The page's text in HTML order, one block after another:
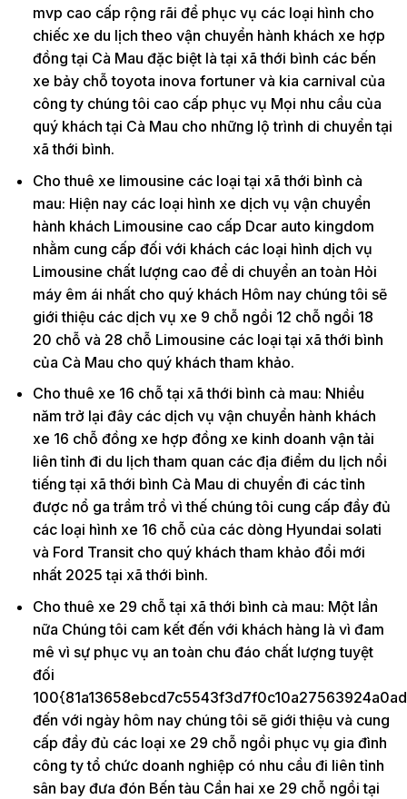
mvp cao cấp rộng rãi để phục vụ các loại hình cho
chiếc xe du lịch theo vận chuyển hành khách xe hợp
đồng tại Cà Mau đặc biệt là tại xã thới bình các bến
xe bảy chỗ toyota inova fortuner và kia carnival của
công ty chúng tôi cao cấp phục vụ Mọi nhu cầu của
quý khách tại Cà Mau cho những lộ trình di chuyển tại
xã thới bình.
Cho thuê xe limousine các loại tại xã thới bình cà
mau: Hiện nay các loại hình xe dịch vụ vận chuyển
hành khách Limousine cao cấp Dcar auto kingdom
nhằm cung cấp đối với khách các loại hình dịch vụ
Limousine chất lượng cao để di chuyển an toàn Hỏi
máy êm ái nhất cho quý khách Hôm nay chúng tôi sẽ
giới thiệu các dịch vụ xe 9 chỗ ngồi 12 chỗ ngồi 18
20 chỗ và 28 chỗ Limousine các loại tại xã thới bình
của Cà Mau cho quý khách tham khảo.
Cho thuê xe 16 chỗ tại xã thới bình cà mau: Nhiều
năm trở lại đây các dịch vụ vận chuyển hành khách
xe 16 chỗ đồng xe hợp đồng xe kinh doanh vận tải
liên tỉnh đi du lịch tham quan các địa điểm du lịch nổi
tiếng tại xã thới bình Cà Mau di chuyển đi các tỉnh
được nổ ga trầm trồ vì thế chúng tôi cung cấp đầy đủ
các loại hình xe 16 chỗ của các dòng Hyundai solati
và Ford Transit cho quý khách tham khảo đổi mới
nhất 2025 tại xã thới bình.
Cho thuê xe 29 chỗ tại xã thới bình cà mau: Một lần
nữa Chúng tôi cam kết đến với khách hàng là vì đam
mê vì sự phục vụ an toàn chu đáo chất lượng tuyệt
đối
đến với ngày hôm nay chúng tôi sẽ giới thiệu và cung
cấp đầy đủ các loại xe 29 chỗ ngồi phục vụ gia đình
công ty tổ chức doanh nghiệp có nhu cầu đi liên tỉnh
sân bay đưa đón Bến tàu Cần hai xe 29 chỗ ngồi tại